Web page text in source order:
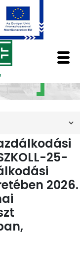
25-
2026.